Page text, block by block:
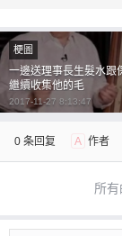
梗圖
一邊送理事長生髮水跟
繼續收集他的毛
2017-11-27 8:13:47
0 条回复 A 作者
所